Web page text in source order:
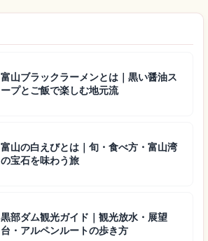
富山ブラックラーメンとは｜黒い醤油ス
ープとご飯で楽しむ地元流
富山の白えびとは｜旬・食べ方・富山湾
の宝石を味わう旅
黒部ダム観光ガイド｜観光放水・展望
台・アルペンルートの歩き方